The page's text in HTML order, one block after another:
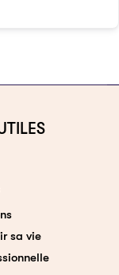
sa vie